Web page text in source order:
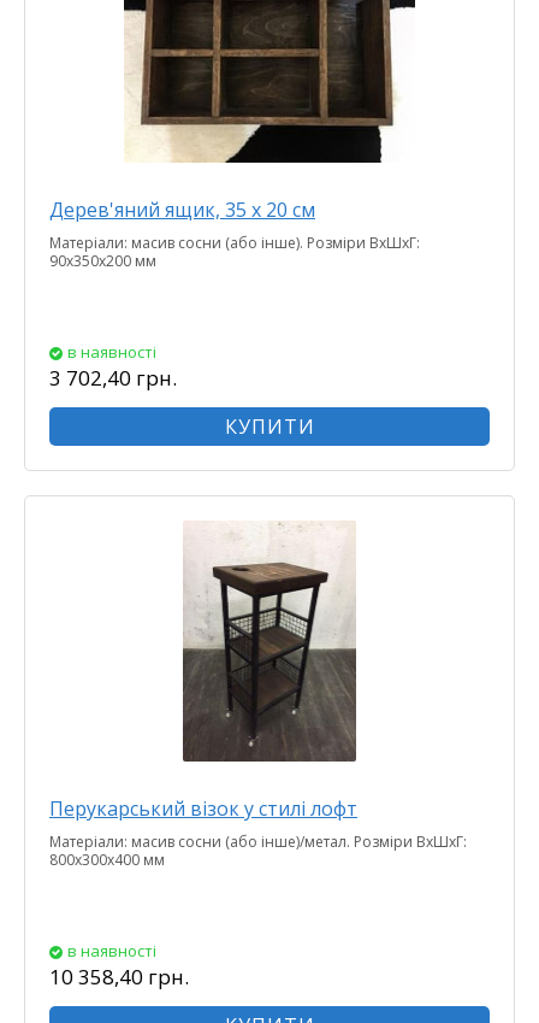
Дерев'яний ящик, 35 х 20 см
Матеріали: масив сосни (або інше). Розміри ВхШхГ:
90х350х200 мм
в наявності
3 702,40 грн.
КУПИТИ
Перукарський візок у стилі лофт
Матеріали: масив сосни (або інше)/метал. Розміри ВхШхГ:
800х300x400 мм
в наявності
10 358,40 грн.